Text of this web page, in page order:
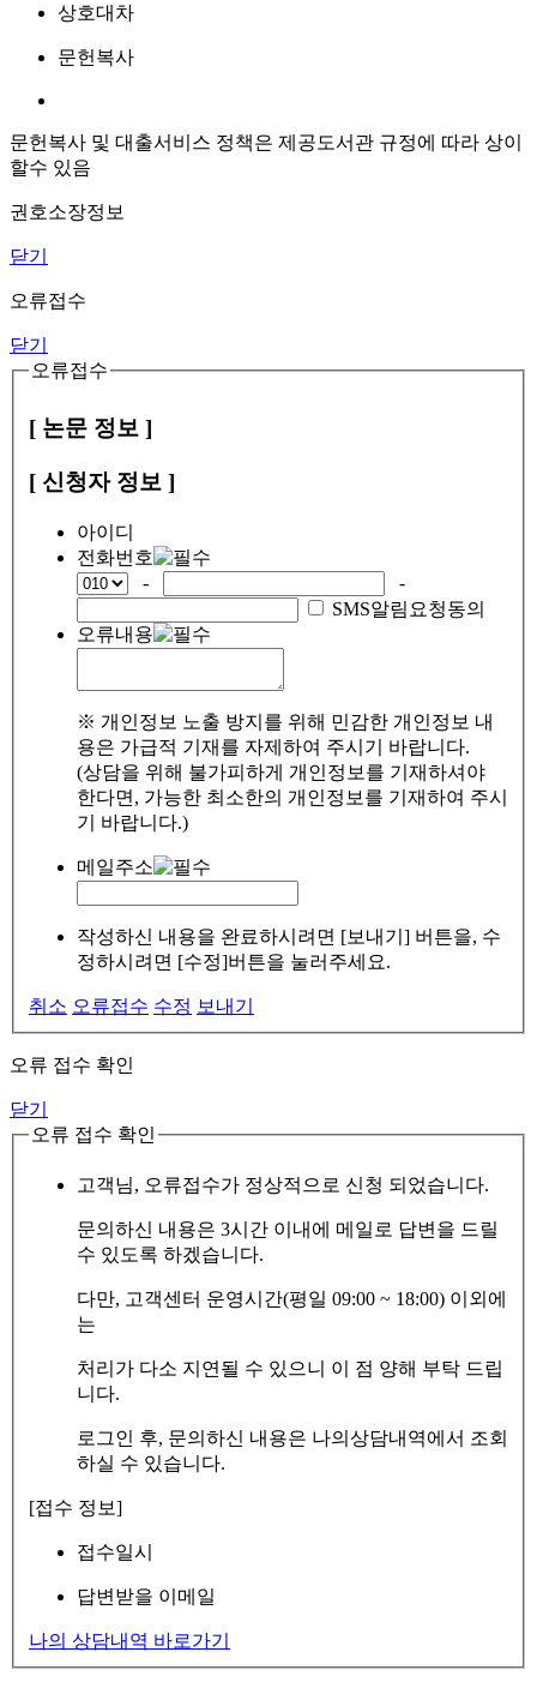
상호대차
문헌복사
문헌복사 및 대출서비스 정책은 제공도서관 규정에 따라 상이
할수 있음
권호소장정보
닫기
오류접수
닫기
오류접수
[ 논문 정보 ]
[ 신청자 정보 ]
아이디
전화번호
-
-
SMS알림요청동의
오류내용
※ 개인정보 노출 방지를 위해 민감한 개인정보 내
용은 가급적 기재를 자제하여 주시기 바랍니다.
(상담을 위해 불가피하게 개인정보를 기재하셔야
한다면, 가능한 최소한의 개인정보를 기재하여 주시
기 바랍니다.)
메일주소
작성하신 내용을 완료하시려면 [보내기] 버튼을, 수
정하시려면 [수정]버튼을 눌러주세요.
취소 오류접수 수정 보내기
오류 접수 확인
닫기
오류 접수 확인
고객님, 오류접수가 정상적으로 신청 되었습니다.
문의하신 내용은 3시간 이내에 메일로 답변을 드릴
수 있도록 하겠습니다.
다만, 고객센터 운영시간(평일 09:00 ~ 18:00) 이외에
는
처리가 다소 지연될 수 있으니 이 점 양해 부탁 드립
니다.
로그인 후, 문의하신 내용은 나의상담내역에서 조회
하실 수 있습니다.
[접수 정보]
접수일시
답변받을 이메일
나의 상담내역 바로가기